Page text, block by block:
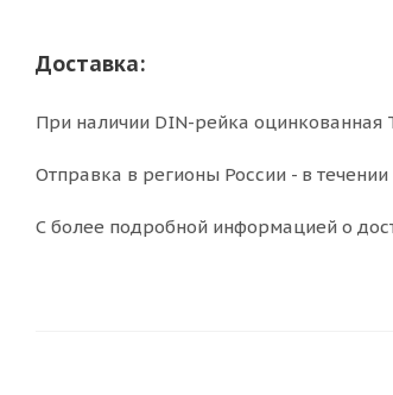
Доставка:
При наличии DIN-рейка оцинкованная
Отправка в регионы России - в
С более подробной информацией о